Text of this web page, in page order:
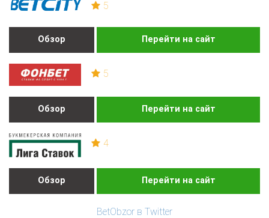
5
Обзор Перейти на сайт
5
Обзор Перейти на сайт
4
Обзор Перейти на сайт
BetObzor в Twitter